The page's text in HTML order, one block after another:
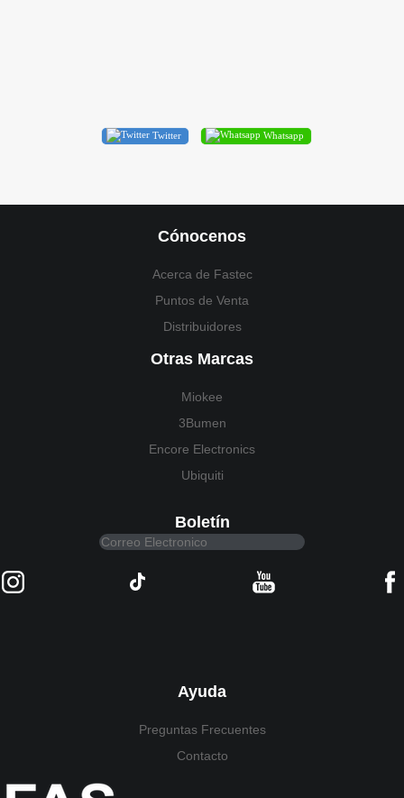
Twitter Whatsapp
Cónocenos
Acerca de Fastec
Puntos de Venta
Distribuidores
Otras Marcas
Miokee
3Bumen
Encore Electronics
Ubiquiti
Boletín
Ayuda
Preguntas Frecuentes
Contacto